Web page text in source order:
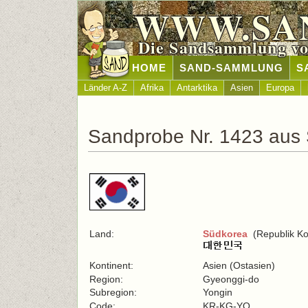
Die Sandsammlung
HOME SAND-SAMMLUNG
Länder A-Z Afrika Antarktika Asien Europa
Sandprobe Nr. 1423 aus
Land: Südkorea (Republik
Kontinent:
Asien (Ostasien)
Region:
Gyeonggi-do
Subregion:
Yongin